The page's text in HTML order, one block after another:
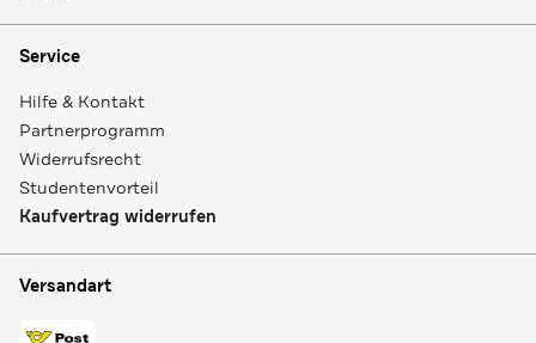
Service
Hilfe & Kontakt
Partnerprogramm
Widerrufsrecht
Studentenvorteil
Kaufvertrag widerrufen
Versandart